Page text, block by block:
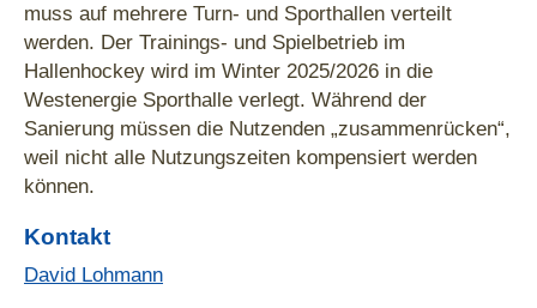
muss auf mehrere Turn- und Sporthallen verteilt
werden. Der Trainings- und Spielbetrieb im
Hallenhockey wird im Winter 2025/2026 in die
Westenergie Sporthalle verlegt. Während der
Sanierung müssen die Nutzenden „zusammenrücken“,
weil nicht alle Nutzungszeiten kompensiert werden
können.
Kontakt
David Lohmann